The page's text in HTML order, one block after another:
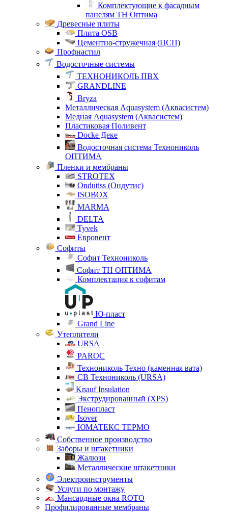
Комплектующие к фасадным
панелям ТН Оптима
Древесные плиты
Плита OSB
Цементно-стружечная (ЦСП)
Профнастил
Водосточные системы
ТЕХНОНИКОЛЬ ПВХ
GRANDLINE
Bryza
Металлическая Aquasystem (Аквасистем)
Медная Aquasystem (Аквасистем)
Пластиковая Поливент
Docke Деке
Водосточная система Технониколь
ОПТИМА
Пленки и мембраны
STROTEX
Ondutiss (Ондутис)
ISOBOX
MARMA
DELTA
Tyvek
Евровент
Софиты
Софит Технониколь
Софит ТН ОПТИМА
Комплектация к софитам
Ю-пласт
Grand Line
Утеплители
URSA
PAROC
Технониколь Техно (каменная вата)
СВ Технониколь (URSA)
Knauf Insulation
Экструдированный (XPS)
Пенопласт
Isover
ЮМАТЕКС ТЕРМО
Собственное производство
Заборы и штакетники
Жалюзи
Металлические штакетники
Электроинструменты
Услуги по монтажу
Мансардные окна ROTO
Профилированные мембраны